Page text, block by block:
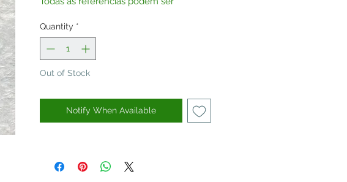
Contacte-nos
Quantity *
Out of Stock
Notify When Available